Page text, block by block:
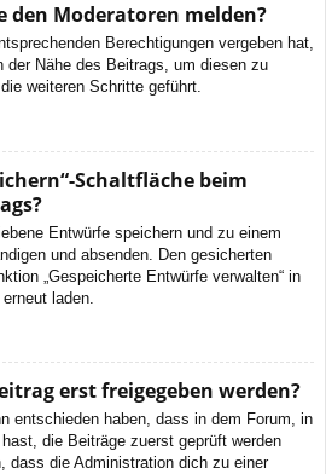
den Moderatoren melden?
Berechtigungen vergeben hat,
Nähe des Beitrags, um diesen zu
weiteren Schritte geführt.
Schaltfläche beim
Entwürfe speichern und zu einem
und absenden. Den gesicherten
„Gespeicherte Entwürfe verwalten“ in
laden.
erst freigegeben werden?
entschieden haben, dass in dem Forum, in
die Beiträge zuerst geprüft werden
dass die Administration dich zu einer